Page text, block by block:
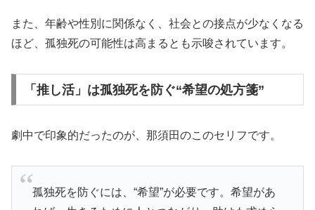
また、年齢や性別に関係なく、社会との接点が少なくなる
ほど、孤独死の可能性は高まるとも示唆されています。
「推し活」は孤独死を防ぐ“希望の処方箋”
劇中で印象的だったのが、那須田のこのセリフです。
孤独死を防ぐには、“希望”が必要です。希望があ